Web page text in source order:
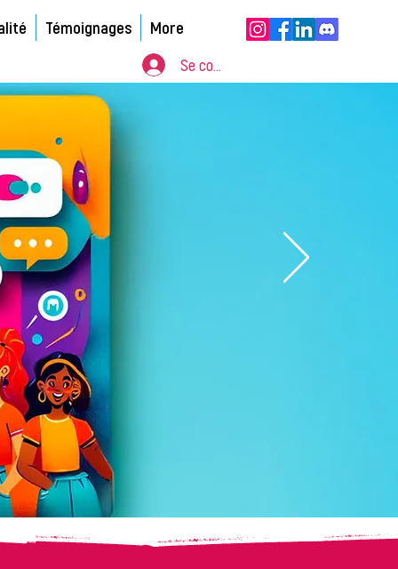
Témoignages More
Se connecter